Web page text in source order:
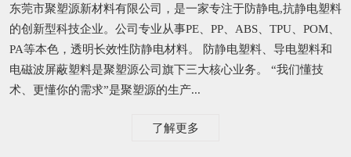
东莞市聚塑源新材料有限公司，是一家专注于防静电,抗静电塑料
的创新型科技企业。公司专业从事PE、PP、ABS、TPU、POM、
PA等本色，透明长效性防静电材料。 防静电塑料、导电塑料和
电磁波屏蔽塑料是聚塑源公司旗下三大核心业务。 “我们懂技
术、更懂你的需求”是聚塑源的生产...
了解更多